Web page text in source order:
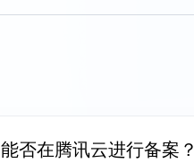
否在腾讯云进行备案？